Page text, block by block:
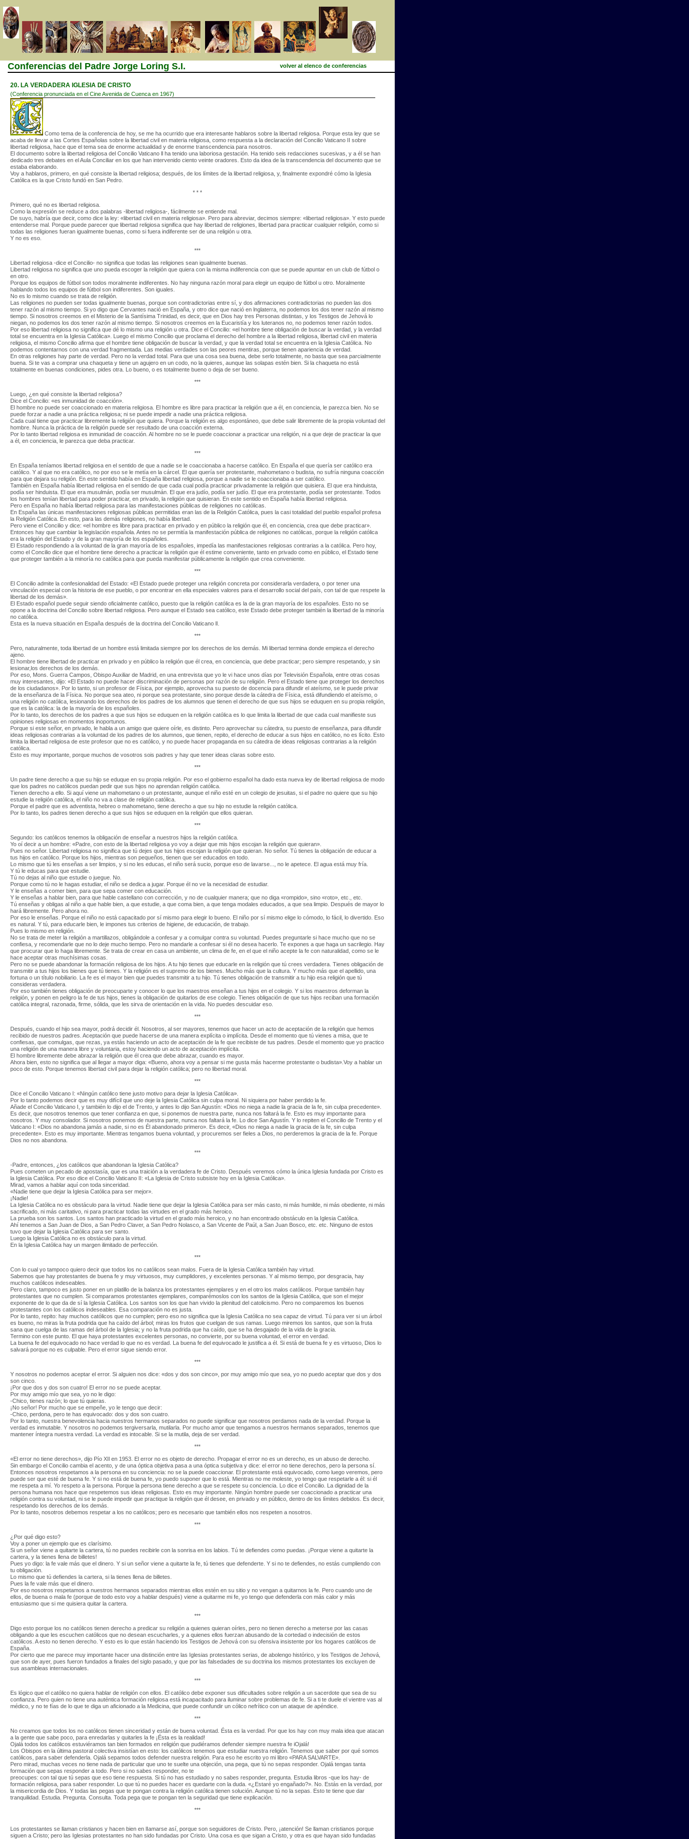
Conferencias del Padre Jorge Loring S.I. volver al elenco de conferencias
20. LA VERDADERA IGLESIA DE CRISTO
(Conferencia pronunciada en el Cine Avenida de Cuenca en 1967)
Como tema de la conferencia de hoy, se me ha ocurrido que era interesante hablaros sobre la libertad religiosa. Porque esta ley que se
acaba de llevar a las Cortes Españolas sobre la libertad civil en materia religiosa, como respuesta a la declaración del Concilio Vaticano II sobre
libertad religiosa, hace que el tema sea de enorme actualidad y de enorme transcendencia para nosotros.
El documento sobre la libertad religiosa del Concilio Vaticano ll ha tenido una laboriosa gestación. Ha tenido seis redacciones sucesivas, y a él se han
dedicado tres debates en el Aula Conciliar en los que han intervenido ciento veinte oradores. Esto da idea de la transcendencia del documento que se
estaba elaborando.
Voy a hablaros, primero, en qué consiste la libertad religiosa; después, de los límites de la libertad religiosa, y, finalmente expondré cómo la Iglesia
Católica es la que Cristo fundó en San Pedro.
* * *
Primero, qué no es libertad religiosa.
Como la expresión se reduce a dos palabras -libertad religiosa-, fácilmente se entiende mal.
De suyo, habría que decir, como dice la ley: «libertad civil en materia religiosa». Pero para abreviar, decimos siempre: «libertad religiosa». Y esto puede
entenderse mal. Porque puede parecer que libertad religiosa significa que hay libertad de religiones, libertad para practicar cualquier religión, como si
todas las religiones fueran igualmente buenas, como si fuera indiferente ser de una religión u otra.
Y no es eso.
***
Libertad religiosa -dice el Concilio- no significa que todas las religiones sean igualmente buenas.
Libertad religiosa no significa que uno pueda escoger la religión que quiera con la misma indiferencia con que se puede apuntar en un club de fútbol o
en otro.
Porque los equipos de fútbol son todos moralmente indiferentes. No hay ninguna razón moral para elegir un equipo de fútbol u otro. Moralmente
hablando todos los equipos de fútbol son indiferentes. Son iguales.
No es lo mismo cuando se trata de religión.
Las religiones no pueden ser todas igualmente buenas, porque son contradictorias entre sí, y dos afirmaciones contradictorias no pueden las dos
tener razón al mismo tiempo. Si yo digo que Cervantes nació en España, y otro dice que nació en lnglaterra, no podemos los dos tener razón al mismo
tiempo. Si nosotros creemos en el Misterio de la Santísima Trinidad, es decir, que en Dios hay tres Personas distintas, y los Testigos de Jehová lo
niegan, no podemos los dos tener razón al mismo tiempo. Si nosotros creemos en la Eucaristía y los luteranos no, no podemos tener razón todos.
Por eso libertad religiosa no significa que dé lo mismo una religión u otra. Dice el Concilio: «el hombre tiene obligación de buscar la verdad, y la verdad
total se encuentra en la Iglesia Católica». Luego el mismo Concilio que proclama el derecho del hombre a la libertad religiosa, libertad civil en materia
religiosa, el mismo Concilio afirma que el hombre tiene obligación de buscar la verdad, y que la verdad total se encuentra en la Iglesia Católica. No
podemos contentarnos con una verdad fragmentada. Las medias verdades son las peores mentiras, porque tienen apariencia de verdad.
En otras religiones hay parte de verdad. Pero no la verdad total. Para que una cosa sea buena, debe serlo totalmente, no basta que sea parcialmente
buena. Si te vas a comprar una chaqueta y tiene un agujero en un codo, no la quieres, aunque las solapas estén bien. Si la chaqueta no está
totalmente en buenas condiciones, pides otra. Lo bueno, o es totalmente bueno o deja de ser bueno.
***
Luego, ¿en qué consiste la libertad religiosa?
Dice el Concilio: «es inmunidad de coacción».
El hombre no puede ser coaccionado en materia religiosa. El hombre es libre para practicar la religión que a él, en conciencia, le parezca bien. No se
puede forzar a nadie a una práctica religiosa; ni se puede impedir a nadie una práctica religiosa.
Cada cual tiene que practicar libremente la religión que quiera. Porque la religión es algo espontáneo, que debe salir libremente de la propia voluntad del
hombre. Nunca la práctica de la religión puede ser resultado de una coacción externa.
Por lo tanto libertad religiosa es inmunidad de coacción. Al hombre no se le puede coaccionar a practicar una religión, ni a que deje de practicar la que
a él, en conciencia, le parezca que deba practicar.
***
En España teníamos libertad religiosa en el sentido de que a nadie se le coaccionaba a hacerse católico. En España el que quería ser católico era
católico. Y al que no era católico, no por eso se le metía en la cárcel. El que quería ser protestante, mahometano o budista, no sufría ninguna coacción
para que dejara su religión. En este sentido había en España libertad religiosa, porque a nadie se le coaccionaba a ser católico.
También en España había libertad religiosa en el sentido de que cada cual podía practicar privadamente la religión que quisiera. El que era hinduista,
podía ser hinduista. El que era musulmán, podía ser musulmán. El que era judío, podía ser judío. El que era protestante, podía ser protestante. Todos
los hombres tenían libertad para poder practicar, en privado, la religión que quisieran. En este sentido en España había libertad religiosa.
Pero en España no había libertad religiosa para las manifestaciones públicas de religiones no católicas.
En España las únicas manifestaciones religiosas públicas permitidas eran las de la Religión Católica, pues la casi totalidad del pueblo español profesa
la Religión Católica. En esto, para las demás religiones, no había libertad.
Pero viene el Concilio y dice: «el hombre es libre para practicar en privado y en público la religión que él, en conciencia, crea que debe practicar».
Entonces hay que cambiar la legislación española. Antes no se permitía la manifestación pública de religiones no católicas, porque la religión católica
era la religión del Estado y de la gran mayoría de los españoles.
El Estado respondiendo a la voluntad de la gran mayoría de los españoles, impedía las manifestaciones religiosas contrarias a la católica. Pero hoy,
como el Concilio dice que el hombre tiene derecho a practicar la religión que él estime conveniente, tanto en privado como en público, el Estado tiene
que proteger también a la minoría no católica para que pueda manifestar públicamente la religión que crea conveniente.
***
El Concilio admite la confesionalidad del Estado: «El Estado puede proteger una religión concreta por considerarla verdadera, o por tener una
vinculación especial con la historia de ese pueblo, o por encontrar en ella especiales valores para el desarrollo social del país, con tal de que respete la
libertad de los demás».
El Estado español puede seguir siendo oficialmente católico, puesto que la religión católica es la de la gran mayoría de los españoles. Esto no se
opone a la doctrina del Concilio sobre libertad religiosa. Pero aunque el Estado sea católico, este Estado debe proteger también la libertad de la minoría
no católica.
Esta es la nueva situación en España después de la doctrina del Concilio Vaticano lI.
***
Pero, naturalmente, toda libertad de un hombre está limitada siempre por los derechos de los demás. Mi libertad termina donde empieza el derecho
ajeno.
El hombre tiene libertad de practicar en privado y en público la religión que él crea, en conciencia, que debe practicar; pero siempre respetando, y sin
lesionar,los derechos de los demás.
Por eso, Mons. Guerra Campos, Obispo Auxiliar de Madrid, en una entrevista que yo le vi hace unos días por Televisión Española, entre otras cosas
muy interesantes, dijo: «El Estado no puede hacer discriminación de personas por razón de su religión. Pero el Estado tiene que proteger los derechos
de los ciudadanos». Por lo tanto, si un profesor de Física, por ejemplo, aprovecha su puesto de docencia para difundir el ateísmo, se le puede privar
de la enseñanza de la Física. No porque sea ateo, ni porque sea protestante, sino porque desde la cátedra de Física, está difundiendo el ateísmo, o
una religión no católica, lesionando los derechos de los padres de los alumnos que tienen el derecho de que sus hijos se eduquen en su propia religión,
que es la católica: la de la mayoría de los españoles.
Por lo tanto, los derechos de los padres a que sus hijos se eduquen en la religión católica es lo que limita la libertad de que cada cual manifieste sus
opiniones religiosas en momentos inoportunos.
Porque si este señor, en privado, le habla a un amigo que quiere oírle, es distinto. Pero aprovechar su cátedra, su puesto de enseñanza, para difundir
ideas religiosas contrarias a la voluntad de los padres de los alumnos, que tienen, repito, el derecho de educar a sus hijos en católico, no es lícito. Esto
limita la libertad religiosa de este profesor que no es católico, y no puede hacer propaganda en su cátedra de ideas religiosas contrarias a la religión
católica.
Esto es muy importante, porque muchos de vosotros sois padres y hay que tener ideas claras sobre esto.
***
Un padre tiene derecho a que su hijo se eduque en su propia religión. Por eso el gobierno español ha dado esta nueva ley de libertad religiosa de modo
que los padres no católicos puedan pedir que sus hijos no aprendan religión católica.
Tienen derecho a ello. Si aquí viene un mahometano o un protestante, aunque el niño esté en un colegio de jesuitas, si el padre no quiere que su hijo
estudie la religión católica, el niño no va a clase de religión católica.
Porque el padre que es adventista, hebreo o mahometano, tiene derecho a que su hijo no estudie la religión católica.
Por lo tanto, los padres tienen derecho a que sus hijos se eduquen en la religión que ellos quieran.
***
Segundo: los católicos tenemos la obligación de enseñar a nuestros hijos la religión católica.
Yo oí decir a un hombre: «Padre, con esto de la libertad religiosa yo voy a dejar que mis hijos escojan la religión que quieran».
Pues no señor. Libertad religiosa no significa que tú dejes que tus hijos escojan la religión que quieran. No señor. Tú tienes la obligación de educar a
tus hijos en católico. Porque los hijos, mientras son pequeños, tienen que ser educados en todo.
Lo mismo que tú les enseñas a ser limpios, y si no les educas, el niño será sucio, porque eso de lavarse..., no le apetece. El agua está muy fría.
Y tú le educas para que estudie.
Tú no dejas al niño que estudie o juegue. No.
Porque como tú no le hagas estudiar, el niño se dedica a jugar. Porque él no ve la necesidad de estudiar.
Y le enseñas a comer bien, para que sepa comer con educación.
Y le enseñas a hablar bien, para que hable castellano con corrección, y no de cualquier manera; que no diga «rompido», sino «roto», etc., etc.
Tú enseñas y obligas al niño a que hable bien, a que estudie, a que coma bien, a que tenga modales educados, a que sea limpio. Después de mayor lo
hará libremente. Pero ahora no.
Por eso le enseñas. Porque el niño no está capacitado por sí mismo para elegir lo bueno. El niño por sí mismo elige lo cómodo, lo fácil, lo divertido. Eso
es natural. Y tú, para educarle bien, le impones tus criterios de higiene, de educación, de trabajo.
Pues lo mismo en religión.
No se trata de meter la religión a martillazos, obligándole a confesar y a comulgar contra su voluntad. Puedes preguntarle si hace mucho que no se
confiesa, y recomendarle que no lo deje mucho tiempo. Pero no mandarle a confesar si él no desea hacerlo. Te expones a que haga un sacrilegio. Hay
que procurar que lo haga libremente. Se trata de crear en casa un ambiente, un clima de fe, en el que el niño acepte la fe con naturalidad, como se le
hace aceptar otras muchísimas cosas.
Pero no se puede abandonar la formación religiosa de los hijos. A tu hijo tienes que educarle en la religión que tú crees verdadera. Tienes obligación de
transmitir a tus hijos los bienes que tú tienes. Y la religión es el supremo de los bienes. Mucho más que la cultura. Y mucho más que el apellido, una
fortuna o un título nobiliario. La fe es el mayor bien que puedes transmitir a tu hijo. Tú tienes obligación de transmitir a tu hijo esa religión que tú
consideras verdadera.
Por eso también tienes obligación de preocuparte y conocer lo que los maestros enseñan a tus hijos en el colegio. Y si los maestros deforman la
religión, y ponen en peligro la fe de tus hijos, tienes la obligación de quitarlos de ese colegio. Tienes obligación de que tus hijos reciban una formación
católica integral, razonada, firme, sólida, que les sirva de orientación en la vida. No puedes descuidar eso.
***
Después, cuando el hijo sea mayor, podrá decidir él. Nosotros, al ser mayores, tenemos que hacer un acto de aceptación de la religión que hemos
recibido de nuestros padres. Aceptación que puede hacerse de una manera explícita o implícita. Desde el momento que tú vienes a misa, que te
confiesas, que comulgas, que rezas, ya estás haciendo un acto de aceptación de la fe que recibiste de tus padres. Desde el momento que yo practico
una religión de una manera libre y voluntaria, estoy haciendo un acto de aceptación implícita.
El hombre libremente debe abrazar la religión que él crea que debe abrazar, cuando es mayor.
Ahora bien, esto no significa que al llegar a mayor diga: «Bueno, ahora voy a pensar si me gusta más hacerme protestante o budista».Voy a hablar un
poco de esto. Porque tenemos libertad civil para dejar la religión católica; pero no libertad moral.
***
Dice el Concilio Vaticano I: «Ningún católico tiene justo motivo para dejar la Iglesia Católica».
Por lo tanto podemos decir que es muy difícil que uno deje la Iglesia Católica sin culpa moral. Ni siquiera por haber perdido la fe.
Añade el Concilio Vaticano I, y también lo dijo el de Trento, y antes lo dijo San Agustín: «Dios no niega a nadie la gracia de la fe, sin culpa precedente».
Es decir, que nosotros tenemos que tener confianza en que, si ponemos de nuestra parte, nunca nos faltará la fe. Esto es muy importante para
nosotros. Y muy consolador. Si nosotros ponemos de nuestra parte, nunca nos faltará la fe. Lo dice San Agustín. Y lo repiten el Concilio de Trento y el
Vaticano I: «Dios no abandona jamás a nadie, si no es Él abandonado primero». Es decir, «Dios no niega a nadie la gracia de la fe, sin culpa
precedente». Esto es muy importante. Mientras tengamos buena voluntad, y procuremos ser fieles a Dios, no perderemos la gracia de la fe. Porque
Dios no nos abandona.
***
-Padre, entonces, ¿los católicos que abandonan la Iglesia Católica?
Pues cometen un pecado de apostasía, que es una traición a la verdadera fe de Cristo. Después veremos cómo la única Iglesia fundada por Cristo es
la Iglesia Católica. Por eso dice el Concilio Vaticano II: «La Iglesia de Cristo subsiste hoy en la Iglesia Católica».
Mirad, vamos a hablar aquí con toda sinceridad.
«Nadie tiene que dejar la Iglesia Católica para ser mejor».
¡Nadie!
La Iglesia Católica no es obstáculo para la virtud. Nadie tiene que dejar la Iglesia Católica para ser más casto, ni más humilde, ni más obediente, ni más
sacrificado, ni más caritativo, ni para practicar todas las virtudes en el grado más heroico.
La prueba son los santos. Los santos han practicado la virtud en el grado más heroico, y no han encontrado obstáculo en la Iglesia Católica.
Ahí tenemos a San Juan de Dios, a San Pedro Claver, a San Pedro Nolasco, a San Vicente de Paúl, a San Juan Bosco, etc. etc. Ninguno de estos
tuvo que dejar la Iglesia Católica para ser santo.
Luego la Iglesia Católica no es obstáculo para la virtud.
En la Iglesia Católica hay un margen ilimitado de perfección.
***
Con lo cual yo tampoco quiero decir que todos los no católicos sean malos. Fuera de la Iglesia Católica también hay virtud.
Sabemos que hay protestantes de buena fe y muy virtuosos, muy cumplidores, y excelentes personas. Y al mismo tiempo, por desgracia, hay
muchos católicos indeseables.
Pero claro, tampoco es justo poner en un platillo de la balanza los protestantes ejemplares y en el otro los malos católicos. Porque también hay
protestantes que no cumplen. Si comparamos protestantes ejemplares, comparémoslos con los santos de la Iglesia Católica, que son el mejor
exponente de lo que da de sí la Iglesia Católica. Los santos son los que han vivido la plenitud del catolicismo. Pero no comparemos los buenos
protestantes con los católicos indeseables. Esa comparación no es justa.
Por lo tanto, repito: hay muchos católicos que no cumplen; pero eso no significa que la Iglesia Católica no sea capaz de virtud. Tú para ver si un árboI
es bueno, no miras la fruta podrida que ha caído del árbol; miras los frutos que cuelgan de sus ramas. Luego miremos los santos, que son la fruta
sana que cuelga de las ramas del árbol de la Iglesia; y no la fruta podrida que ha caído, que se ha desgajado de la vida de la gracia.
Termino con este punto. El que haya protestantes excelentes personas, no convierte, por su buena voluntad, el error en verdad.
La buena fe del equivocado no hace verdad lo que no es verdad. La buena fe del equivocado le justifica a él. Si está de buena fe y es virtuoso, Dios lo
salvará porque no es culpable. Pero el error sigue siendo error.
***
Y nosotros no podemos aceptar el error. Si alguien nos dice: «dos y dos son cinco», por muy amigo mío que sea, yo no puedo aceptar que dos y dos
son cinco.
¡Por que dos y dos son cuatro! El error no se puede aceptar.
Por muy amigo mío que sea, yo no le digo:
-Chico, tienes razón; lo que tú quieras.
¡No señor! Por mucho que se empeñe, yo le tengo que decir:
-Chico, perdona, pero te has equivocado: dos y dos son cuatro.
Por lo tanto, nuestra benevolencia hacia nuestros hermanos separados no puede significar que nosotros perdamos nada de la verdad. Porque la
verdad es inmutable. Y nosotros no podemos tergiversarla, mutilarla. Por mucho amor que tengamos a nuestros hermanos separados, tenemos que
mantener íntegra nuestra verdad. La verdad es intocable. Si se la mutila, deja de ser verdad.
***
«El error no tiene derechos», dijo Pío XIl en 1953. El error no es objeto de derecho. Propagar el error no es un derecho, es un abuso de derecho.
Sin embargo el Concilio cambia el acento, y de una óptica objetiva pasa a una óptica subjetiva y dice: el error no tiene derechos, pero la persona sí.
Entonces nosotros respetamos a la persona en su conciencia: no se la puede coaccionar. El protestante está equivocado, como luego veremos, pero
puede ser que esté de buena fe. Y si no está de buena fe, yo puedo suponer que lo está. Mientras no me moleste, yo tengo que respetarle a él: si él
me respeta a mí. Yo respeto a la persona. Porque la persona tiene derecho a que se respete su conciencia. Lo dice el Concilio. La dignidad de la
persona humana nos hace que respetemos sus ideas religiosas. Esto es muy importante. Ningún hombre puede ser coaccionado a practicar una
religión contra su voluntad, ni se le puede impedir que practique la religión que él desee, en privado y en público, dentro de los límites debidos. Es decir,
respetando los derechos de los demás.
Por lo tanto, nosotros debemos respetar a los no católicos; pero es necesario que también ellos nos respeten a nosotros.
***
¿Por qué digo esto?
Voy a poner un ejemplo que es clarísimo.
Si un señor viene a quitarte la cartera, tú no puedes recibirle con la sonrisa en los labios. Tú te defiendes como puedas. ¡Porque viene a quitarte la
cartera, y la tienes llena de billetes!
Pues yo digo: la fe vale más que el dinero. Y si un señor viene a quitarte la fe, tú tienes que defenderte. Y si no te defiendes, no estás cumpliendo con
tu obligación.
Lo mismo que tú defiendes la cartera, si la tienes llena de billetes.
Pues la fe vale más que el dinero.
Por eso nosotros respetamos a nuestros hermanos separados mientras ellos estén en su sitio y no vengan a quitarnos la fe. Pero cuando uno de
ellos, de buena o mala fe (porque de todo esto voy a hablar después) viene a quitarme mi fe, yo tengo que defenderla con más calor y más
entusiasmo que si me quisiera quitar la cartera.
***
Digo esto porque los no católicos tienen derecho a predicar su religión a quienes quieran oírles, pero no tienen derecho a meterse por las casas
obligando a que les escuchen católicos que no desean escucharles, y a quienes ellos fuerzan abusando de la cortedad o indecisión de estos
católicos. A esto no tienen derecho. Y esto es lo que están haciendo los Testigos de Jehová con su ofensiva insistente por los hogares católicos de
España.
Por cierto que me parece muy importante hacer una distinción entre las Iglesias protestantes serias, de abolengo histórico, y los Testigos de Jehová,
que son de ayer, pues fueron fundados a finales del siglo pasado, y que por las falsedades de su doctrina los mismos protestantes los excluyen de
sus asambleas internacionales.
***
Es lógico que el católico no quiera hablar de religión con ellos. El católico debe exponer sus dificultades sobre religión a un sacerdote que sea de su
confianza. Pero quien no tiene una auténtica formación religiosa está incapacitado para iluminar sobre problemas de fe. Si a ti te duele el vientre vas al
médico, y no te fías de lo que te diga un aficionado a la Medicina, que puede confundir un cólico nefrítico con un ataque de apéndice.
***
No creamos que todos los no católicos tienen sinceridad y están de buena voluntad. Ésta es la verdad. Por que los hay con muy mala idea que atacan
a la gente que sabe poco, para enredarlas y quitarles la fe ¡Ésta es la realidad!
Ojalá todos los católicos estuviéramos tan bien formados en religión que pudiéramos defender siempre nuestra fe iOjalá!
Los Obispos en la última pastoral colectiva insistían en esto: los católicos tenemos que estudiar nuestra religión. Tenemos que saber por qué somos
católicos, para saber defenderla. Ojalá sepamos todos defender nuestra religión. Para eso he escrito yo mi libro «PARA SALVARTE».
Pero mirad, muchas veces no tiene nada de particular que uno te suelte una objeción, una pega, que tú no sepas responder. Ojalá tengas tanta
formación que sepas responder a todo. Pero si no sabes responder, no te
preocupes: con tal que tú sepas que eso tiene respuesta. Si tú no has estudiado y no sabes responder, pregunta. Estudia libros -que los hay- de
formación religiosa, para saber responder. Lo que tú no puedes hacer es quedarte con la duda. «¿Estaré yo engañado?». No. Estás en la verdad, por
la misericordia de Dios. Y todas las pegas que te pongan contra la religión católica tienen solución. Aunque tú no la sepas. Esto te tiene que dar
tranquilidad. Estudia. Pregunta. Consulta. Toda pega que te pongan ten la seguridad que tiene explicación.
***
Los protestantes se llaman cristianos y hacen bien en lIamarse así, porque son seguidores de Cristo. Pero, ¡atención! Se llaman cristianos porque
siguen a Cristo; pero las Iglesias protestantes no han sido fundadas por Cristo. Una cosa es que sigan a Cristo, y otra es que hayan sido fundadas